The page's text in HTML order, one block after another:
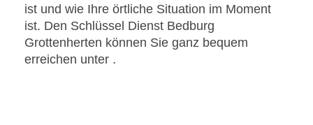
ist und wie Ihre örtliche Situation im Moment
ist. Den Schlüssel Dienst Bedburg
Grottenherten können Sie ganz bequem
erreichen unter .